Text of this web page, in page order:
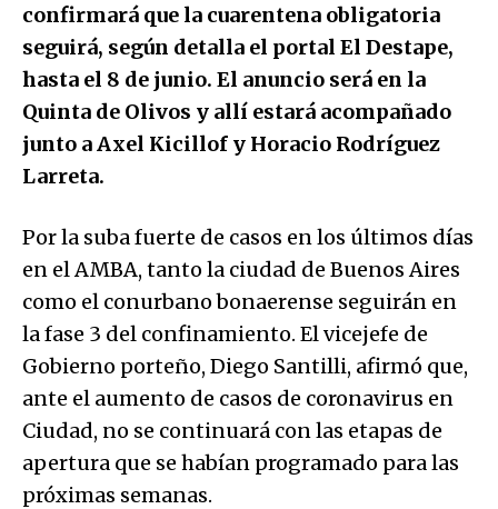
confirmará que la cuarentena obligatoria
seguirá, según detalla el portal El Destape,
hasta el 8 de junio. El anuncio será en la
Quinta de Olivos y allí estará acompañado
junto a Axel Kicillof y Horacio Rodríguez
Larreta.
Por la suba fuerte de casos en los últimos días
en el AMBA, tanto la ciudad de Buenos Aires
como el conurbano bonaerense seguirán en
la fase 3 del confinamiento. El vicejefe de
Gobierno porteño, Diego Santilli, afirmó que,
ante el aumento de casos de coronavirus en
Ciudad, no se continuará con las etapas de
apertura que se habían programado para las
próximas semanas.